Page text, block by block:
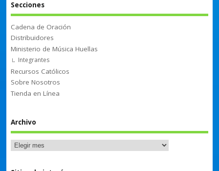
Secciones
Cadena de Oración
Distribuidores
Ministerio de Música Huellas
Integrantes
Recursos Católicos
Sobre Nosotros
Tienda en Línea
Archivo